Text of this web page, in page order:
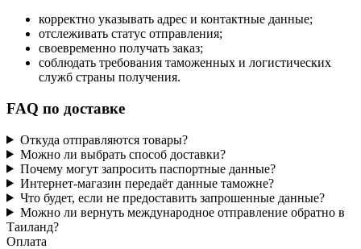
корректно указывать адрес и контактные данные;
отслеживать статус отправления;
своевременно получать заказ;
соблюдать требования таможенных и логистических
служб страны получения.
FAQ по доставке
Откуда отправляются товары?
Можно ли выбрать способ доставки?
Почему могут запросить паспортные данные?
Интернет-магазин передаёт данные таможне?
Что будет, если не предоставить запрошенные данные?
Можно ли вернуть международное отправление обратно в
Таиланд?
Оплата